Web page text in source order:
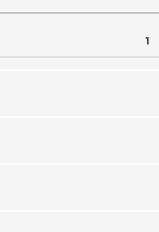
1